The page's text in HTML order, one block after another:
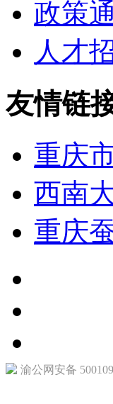
政策
人才
友情链
重庆
西南
重庆
渝公网安备